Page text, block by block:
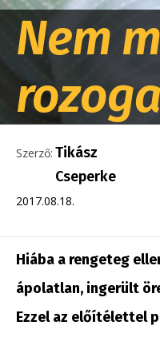
Nem
rozoga
Szerző: Tikász
Cseperke
2017.08.18.
Hiába a rengeteg
ápolatlan, ingerült
Ezzel az előítélettel